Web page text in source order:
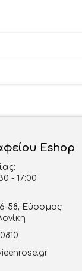
Eshop
- 17:00
58, Εύοσμος